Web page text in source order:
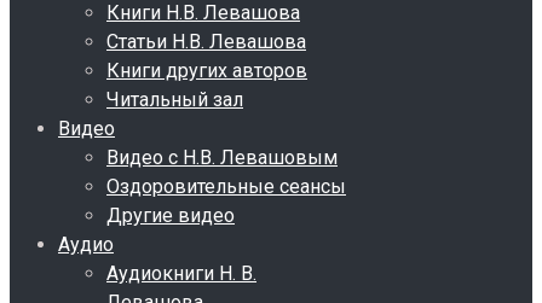
Книги Н.В. Левашова
Статьи Н.В. Левашова
Книги других авторов
Читальный зал
Видео
Видео с Н.В. Левашовым
Оздоровительные сеансы
Другие видео
Аудио
Аудиокниги Н. В.